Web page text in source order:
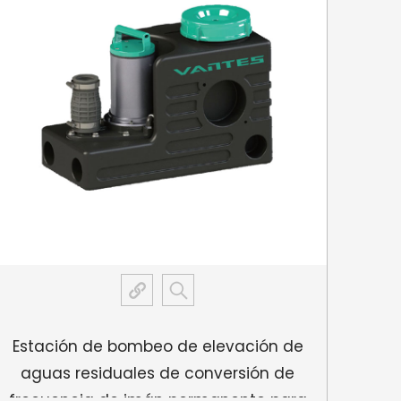
adapta a diversas configuraciones de
de espacio.
Estación de bombeo de elevación de
aguas residuales de conversión de